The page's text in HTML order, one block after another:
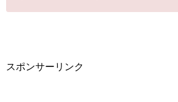
スポンサーリンク